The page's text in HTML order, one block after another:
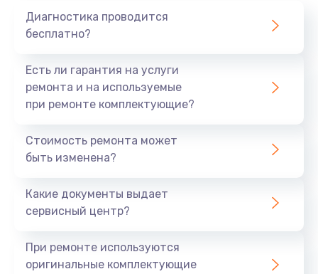
Диагностика проводится
бесплатно?
Есть ли гарантия на услуги
ремонта и на используемые
при ремонте комплектующие?
Стоимость ремонта может
быть изменена?
Какие документы выдает
сервисный центр?
При ремонте используются
оригинальные комплектующие